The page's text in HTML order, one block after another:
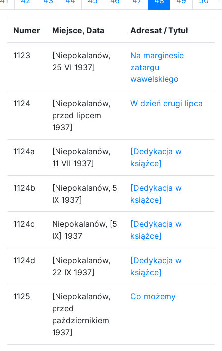
Numer Miejsce, Data Adresat / Tytuł
1123
[Niepokalanów,
25 VI 1937]
Na marginesie
zatargu
wawelskiego
1124
[Niepokalanów,
przed lipcem
1937]
W dzień drugi lipca
1124a
[Niepokalanów,
11 VII 1937]
[Dedykacja w
książce]
1124b
[Niepokalanów, 5
IX 1937]
[Dedykacja w
książce]
1124c
Niepokalanów, [5
IX] 1937
[Dedykacja w
książce]
1124d
[Niepokalanów,
22 IX 1937]
[Dedykacja w
książce]
1125
[Niepokalanów,
przed
październikiem
1937]
Co możemy